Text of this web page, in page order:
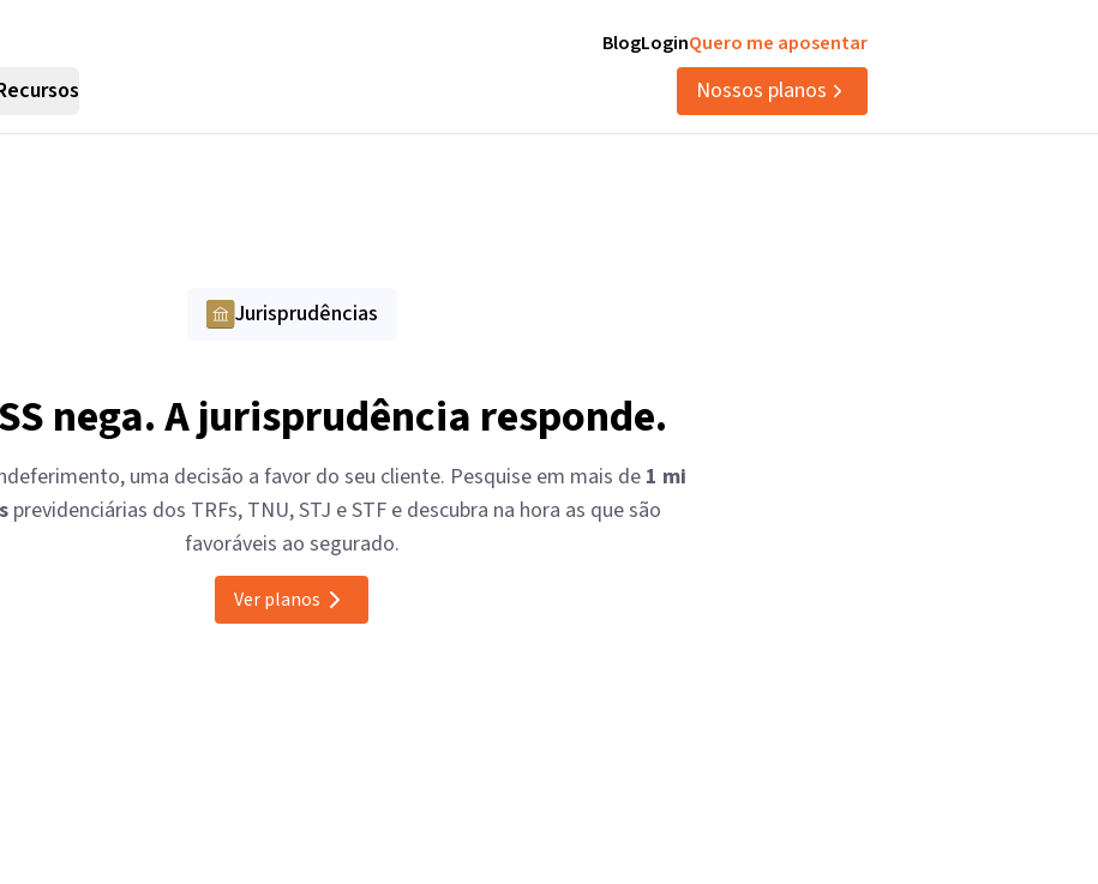
BlogLoginQuero me aposentar
Nossos planos
Jurisprudências
nega. A jurisprudência responde.
uma decisão a favor do seu cliente. Pesquise em mais de 1 mi
previdenciárias dos TRFs, TNU, STJ e STF e descubra na hora as que são
favoráveis ao segurado.
Ver planos